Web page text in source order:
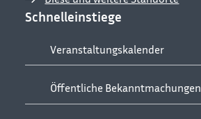
Schnelleinstiege
Veranstaltungskalender
Öffentliche Bekanntmachungen